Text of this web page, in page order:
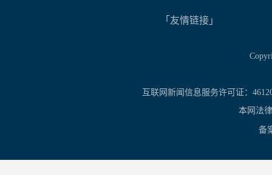
「友情链接」
互联网新闻信息服务许可证：
本网法
备